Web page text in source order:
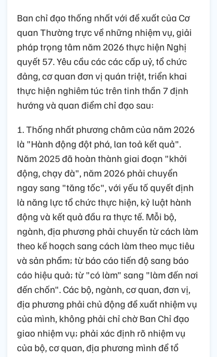
Ban chỉ đạo thống nhất với đề xuất của Cơ
quan Thường trực về những nhiệm vụ, giải
pháp trọng tâm năm 2026 thực hiện Nghị
quyết 57. Yêu cầu các các cấp uỷ, tổ chức
đảng, cơ quan đơn vị quán triệt, triển khai
thực hiện nghiêm túc trên tinh thần 7 định
hướng và quan điểm chỉ đạo sau:
1. Thống nhất phương châm của năm 2026
là "Hành động đột phá, lan toả kết quả".
Năm 2025 đã hoàn thành giai đoạn "khởi
động, chạy đà", năm 2026 phải chuyển
ngay sang "tăng tốc", với yếu tố quyết định
là năng lực tổ chức thực hiện, kỷ luật hành
động và kết quả đầu ra thực tế. Mỗi bộ,
ngành, địa phương phải chuyển từ cách làm
theo kế hoạch sang cách làm theo mục tiêu
và sản phẩm; từ báo cáo tiến độ sang báo
cáo hiệu quả; từ "có làm" sang "làm đến nơi
đến chốn". Các bộ, ngành, cơ quan, đơn vị,
địa phương phải chủ động đề xuất nhiệm vụ
của mình, không phải chỉ chờ Ban Chỉ đạo
giao nhiệm vụ; phải xác định rõ nhiệm vụ
của bộ, cơ quan, địa phương mình để tổ